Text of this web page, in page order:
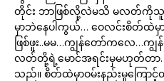
တိုင်း ဘာဖြစ်လို့လဲမသိ မလတ်ကိုသူ
မှာဘဲနေပါကွယ်… ဝေလင်းစိတ်ထဲမှ
ဖြစ်ဖူး..မမ…ကျွန်တော်ကလေ…ကျွ
လတ်တို့ရဲ့မောင်အရင်းမှမဟုတ်တ
သည်။ စိတ်ထဲမှာဝမ်းနည်းမှုကြော